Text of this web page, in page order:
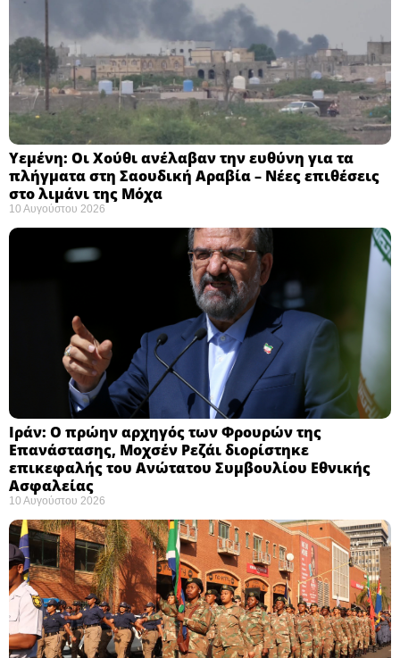
Υεμένη: Οι Χούθι ανέλαβαν την ευθύνη για τα
πλήγματα στη Σαουδική Αραβία – Νέες επιθέσεις
στο λιμάνι της Μόχα ​
10 Αυγούστου 2026
Ιράν: Ο πρώην αρχηγός των Φρουρών της
Επανάστασης, Μοχσέν Ρεζάι διορίστηκε
επικεφαλής του Ανώτατου Συμβουλίου Εθνικής
Ασφαλείας ​
10 Αυγούστου 2026